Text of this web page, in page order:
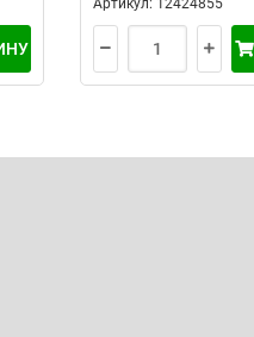
Артикул: 12424855